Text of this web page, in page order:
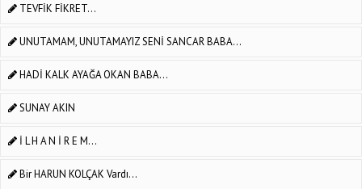
TEVFİK FİKRET...
UNUTAMAM, UNUTAMAYIZ SENİ SANCAR BABA...
HADİ KALK AYAĞA OKAN BABA...
SUNAY AKIN
İ L H A N İ R E M...
Bir HARUN KOLÇAK Vardı...